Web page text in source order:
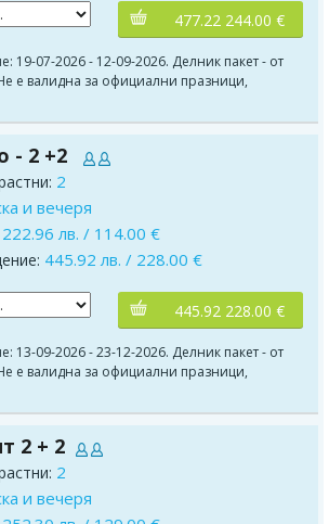
477.22 244.00 €
19-07-2026 - 12-09-2026. Делник пакет - от
е валидна за официални празници,
- 2 +2
2
и вечеря
222.96 лв. / 114.00 €
445.92 лв. / 228.00 €
445.92 228.00 €
13-09-2026 - 23-12-2026. Делник пакет - от
е валидна за официални празници,
2 + 2
2
и вечеря